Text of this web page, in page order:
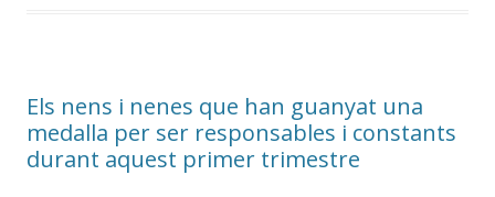
Els nens i nenes que han guanyat una
medalla per ser responsables i constants
durant aquest primer trimestre